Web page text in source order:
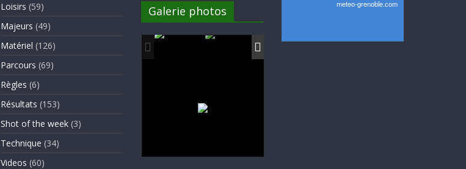
Loisirs (59)
Majeurs (49)
Matériel (126)
Parcours (69)
Règles (6)
Résultats (153)
Shot of the week (3)
Technique (34)
Videos (60)
Galerie photos